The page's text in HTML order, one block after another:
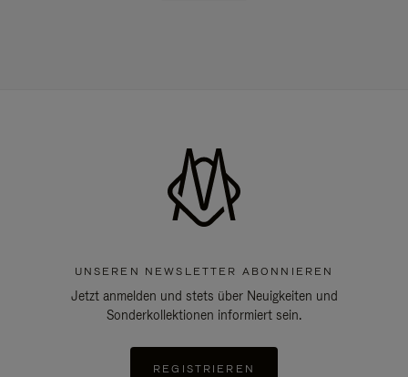
UNSEREN NEWSLETTER ABONNIEREN
Jetzt anmelden und stets über Neuigkeiten und
Sonderkollektionen informiert sein.
REGISTRIEREN